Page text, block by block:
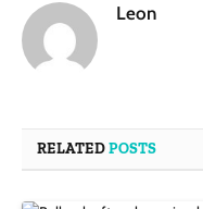
Leon
RELATEDPOSTS